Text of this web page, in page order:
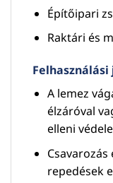
Építőipari
Raktári és
A lemez
élzáróval
elleni
repedések